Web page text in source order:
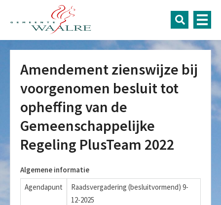
Amendement zienswijze bij
voorgenomen besluit tot
opheffing van de
Gemeenschappelijke
Regeling PlusTeam 2022
Algemene informatie
Agendapunt
Raadsvergadering (besluitvormend) 9-
12-2025